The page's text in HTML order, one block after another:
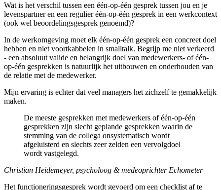
Wat is het verschil tussen een één-op-één gesprek tussen jou en je
levenspartner en een regulier één-op-één gesprek in een werkcontext
(ook wel beoordelingsgesprek genoemd)?
In de werkomgeving moet elk één-op-één gesprek een concreet doel
hebben en niet voortkabbelen in smalltalk. Begrijp me niet verkeerd
- een absoluut valide en belangrijk doel van medewerkers- of één-
op-één gesprekken is natuurlijk het uitbouwen en onderhouden van
de relatie met de medewerker.
Mijn ervaring is echter dat veel managers het zichzelf te gemakkelijk
maken.
De meeste gesprekken met medewerkers of één-op-één
gesprekken zijn slecht geplande gesprekken waarin de
stemming van de collega onsystematisch wordt
afgeluisterd en slechts zeer zelden een vervolgdoel
wordt vastgelegd.
Christian Heidemeyer, psycholoog & medeoprichter Echometer
Het functioneringsgesprek wordt gevoerd om een checklist af te